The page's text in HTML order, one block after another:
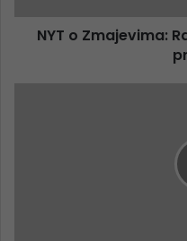
NYT o Zmajevima: